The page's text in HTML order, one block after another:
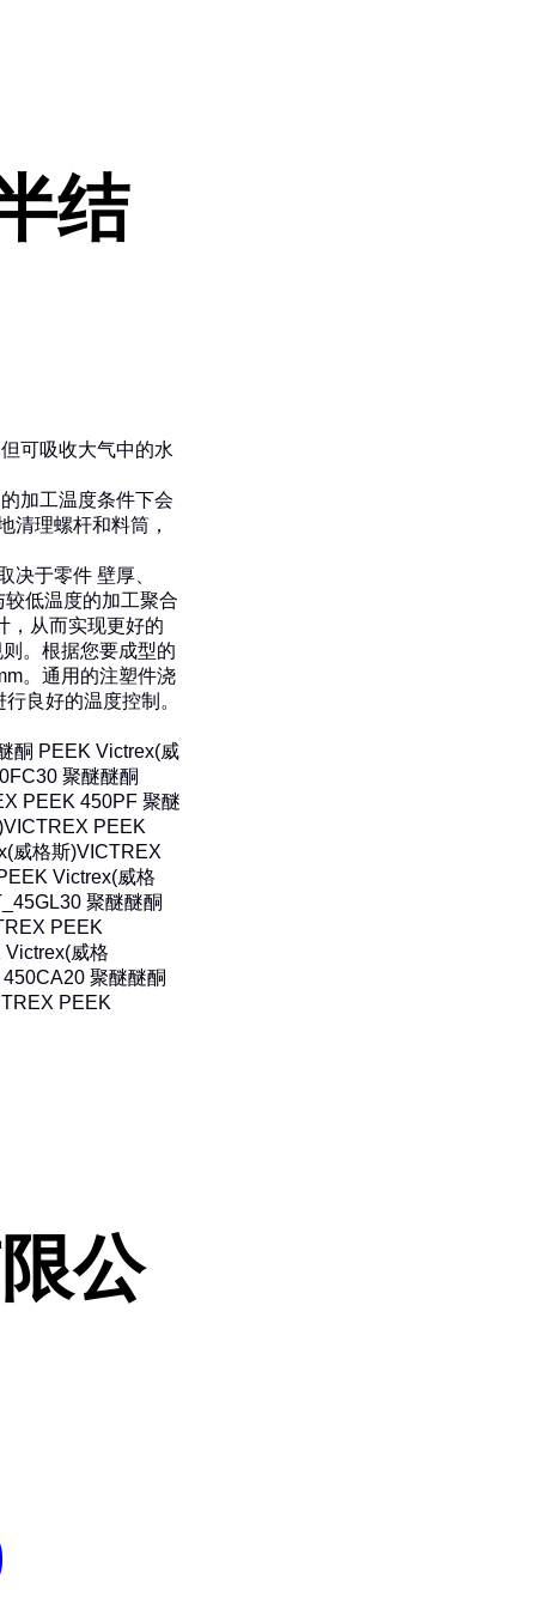
结
可吸收大气中的水
加工温度条件下会
清理螺杆和料筒，
决于零件 壁厚、
低温度的加工聚合
，从而实现更好的
。根据您要成型的
。通用的注塑件浇
良好的温度控制。
酮 PEEK Victrex(威
聚醚醚酮
PEEK 450PF 聚醚
VICTREX PEEK
威格斯)VICTREX
Victrex(威格
聚醚醚酮
PEEK
威格
聚醚醚酮
PEEK
公